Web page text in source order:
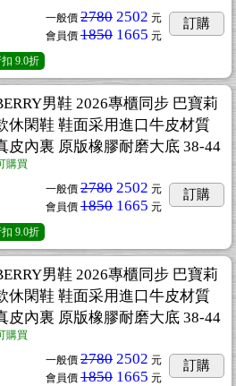
一般價 2780 2502 元
會員價 1850 1665 元
訂購
9.0折
男鞋 2026專櫃同步 巴寶莉
休閑鞋 鞋面采用進口牛皮材質
皮內裏 原版橡膠耐磨大底 38-44
購買
一般價 2780 2502 元
會員價 1850 1665 元
訂購
9.0折
男鞋 2026專櫃同步 巴寶莉
休閑鞋 鞋面采用進口牛皮材質
皮內裏 原版橡膠耐磨大底 38-44
購買
一般價 2780 2502 元
會員價 1850 1665 元
訂購